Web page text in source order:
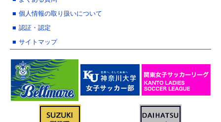
個人情報の取り扱いについて
認証・認定
サイトマップ